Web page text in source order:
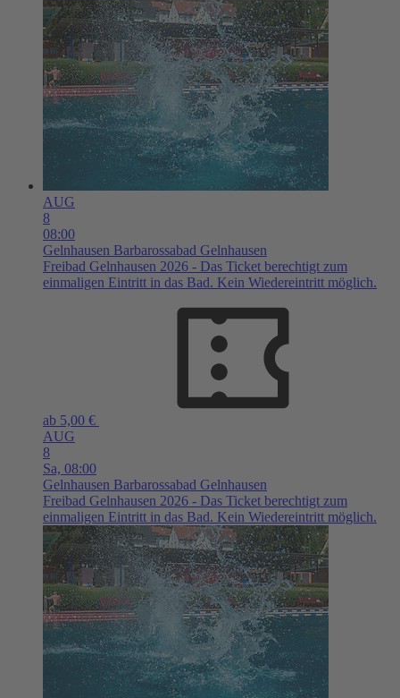
AUG
8
08:00
Gelnhausen Barbarossabad Gelnhausen
Freibad Gelnhausen 2026 - Das Ticket berechtigt zum
einmaligen Eintritt in das Bad. Kein Wiedereintritt möglich.
ab 5,00 €
AUG
8
Sa, 08:00
Gelnhausen Barbarossabad Gelnhausen
Freibad Gelnhausen 2026 - Das Ticket berechtigt zum
einmaligen Eintritt in das Bad. Kein Wiedereintritt möglich.